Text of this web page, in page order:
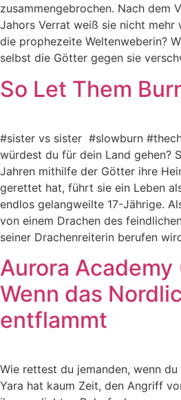
zusammengebrochen. Nach dem
Jahors Verrat weiß sie nicht mehr
die prophezeite Weltenweberin?
selbst die Götter gegen sie
So Let Them
#sister vs sister #slowburn
würdest du für dein Land gehen?
Jahren mithilfe der Götter ihre
gerettet hat, führt sie ein Leben
endlos gelangweilte 17-Jährige.
von einem Drachen des
seiner Drachenreiterin berufen
Aurora Academy
Wenn das
entflammt
Wie rettest du jemanden, wenn
Yara hat kaum Zeit, den Angriff